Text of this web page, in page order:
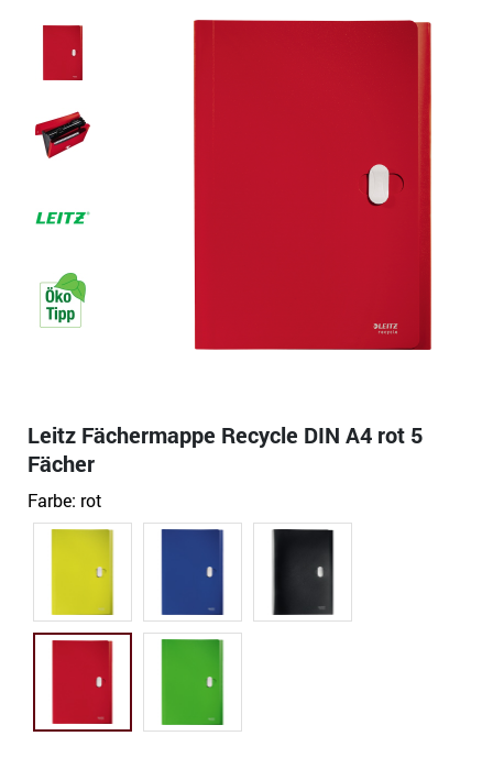
Leitz Fächermappe Recycle DIN A4 rot 5
Fächer
Farbe: rot